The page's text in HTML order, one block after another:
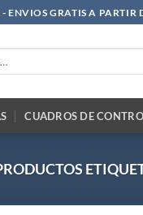
ENVIOS GRATIS A PARTIR
CUADROS DE